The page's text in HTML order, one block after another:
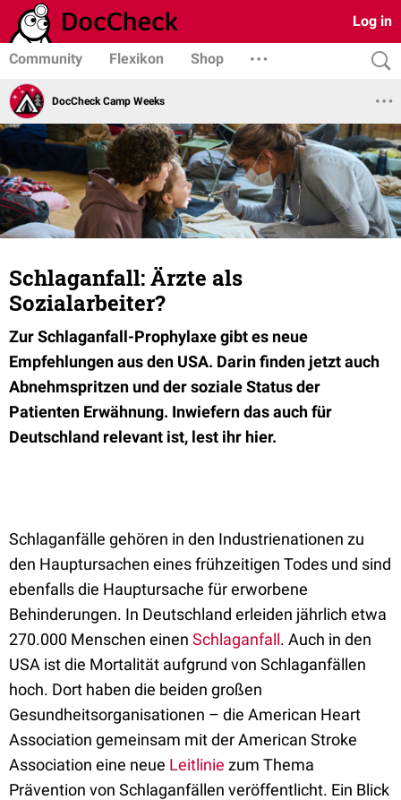
Log in
Community Flexikon Shop
DocCheck Camp Weeks
Schlaganfall: Ärzte als
Sozialarbeiter?
Zur Schlaganfall-Prophylaxe gibt es neue
Empfehlungen aus den USA. Darin finden jetzt auch
Abnehmspritzen und der soziale Status der
Patienten Erwähnung. Inwiefern das auch für
Deutschland relevant ist, lest ihr hier.
Schlaganfälle gehören in den Industrienationen zu
den Hauptursachen eines frühzeitigen Todes und sind
ebenfalls die Hauptursache für erworbene
Behinderungen. In Deutschland erleiden jährlich etwa
270.000 Menschen einen Schlaganfall. Auch in den
USA ist die Mortalität aufgrund von Schlaganfällen
hoch. Dort haben die beiden großen
Gesundheitsorganisationen – die American Heart
Association gemeinsam mit der American Stroke
Association eine neue Leitlinie zum Thema
Prävention von Schlaganfällen veröffentlicht. Ein Blick